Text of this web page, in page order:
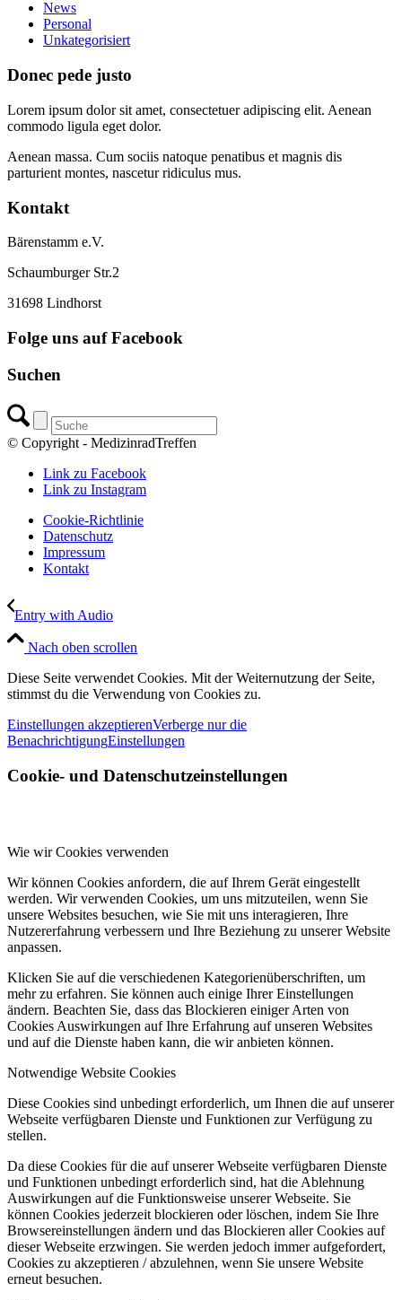
News
Personal
Unkategorisiert
Donec pede justo
Lorem ipsum dolor sit amet, consectetuer adipiscing elit. Aenean
commodo ligula eget dolor.
Aenean massa. Cum sociis natoque penatibus et magnis dis
parturient montes, nascetur ridiculus mus.
Kontakt
Bärenstamm e.V.
Schaumburger Str.2
31698 Lindhorst
Folge uns auf Facebook
Suchen
© Copyright - MedizinradTreffen
Link zu Facebook
Link zu Instagram
Cookie-Richtlinie
Datenschutz
Impressum
Kontakt
Entry with Audio
Nach oben scrollen
Diese Seite verwendet Cookies. Mit der Weiternutzung der Seite,
stimmst du die Verwendung von Cookies zu.
Einstellungen akzeptierenVerberge nur die
BenachrichtigungEinstellungen
Cookie- und Datenschutzeinstellungen
Wie wir Cookies verwenden
Wir können Cookies anfordern, die auf Ihrem Gerät eingestellt
werden. Wir verwenden Cookies, um uns mitzuteilen, wenn Sie
unsere Websites besuchen, wie Sie mit uns interagieren, Ihre
Nutzererfahrung verbessern und Ihre Beziehung zu unserer Website
anpassen.
Klicken Sie auf die verschiedenen Kategorienüberschriften, um
mehr zu erfahren. Sie können auch einige Ihrer Einstellungen
ändern. Beachten Sie, dass das Blockieren einiger Arten von
Cookies Auswirkungen auf Ihre Erfahrung auf unseren Websites
und auf die Dienste haben kann, die wir anbieten können.
Notwendige Website Cookies
Diese Cookies sind unbedingt erforderlich, um Ihnen die auf unserer
Webseite verfügbaren Dienste und Funktionen zur Verfügung zu
stellen.
Da diese Cookies für die auf unserer Webseite verfügbaren Dienste
und Funktionen unbedingt erforderlich sind, hat die Ablehnung
Auswirkungen auf die Funktionsweise unserer Webseite. Sie
können Cookies jederzeit blockieren oder löschen, indem Sie Ihre
Browsereinstellungen ändern und das Blockieren aller Cookies auf
dieser Webseite erzwingen. Sie werden jedoch immer aufgefordert,
Cookies zu akzeptieren / abzulehnen, wenn Sie unsere Website
erneut besuchen.